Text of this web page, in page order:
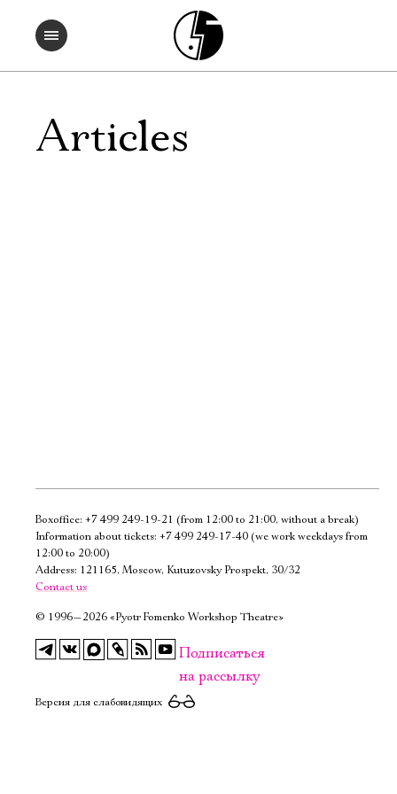
Articles
Boxoffice: +7 499 249-19-21 (from 12:00 to 21:00, without a break)
Information about tickets: +7 499 249-17-40 (we work weekdays from
12:00 to 20:00)
Address: 121165, Moscow, Kutuzovsky Prospekt, 30/32
Contact us
© 1996—2026 «Pyotr Fomenko Workshop Theatre»
Подписаться
на рассылку
Версия для слабовидящих
Электропочта
Ознакомиться